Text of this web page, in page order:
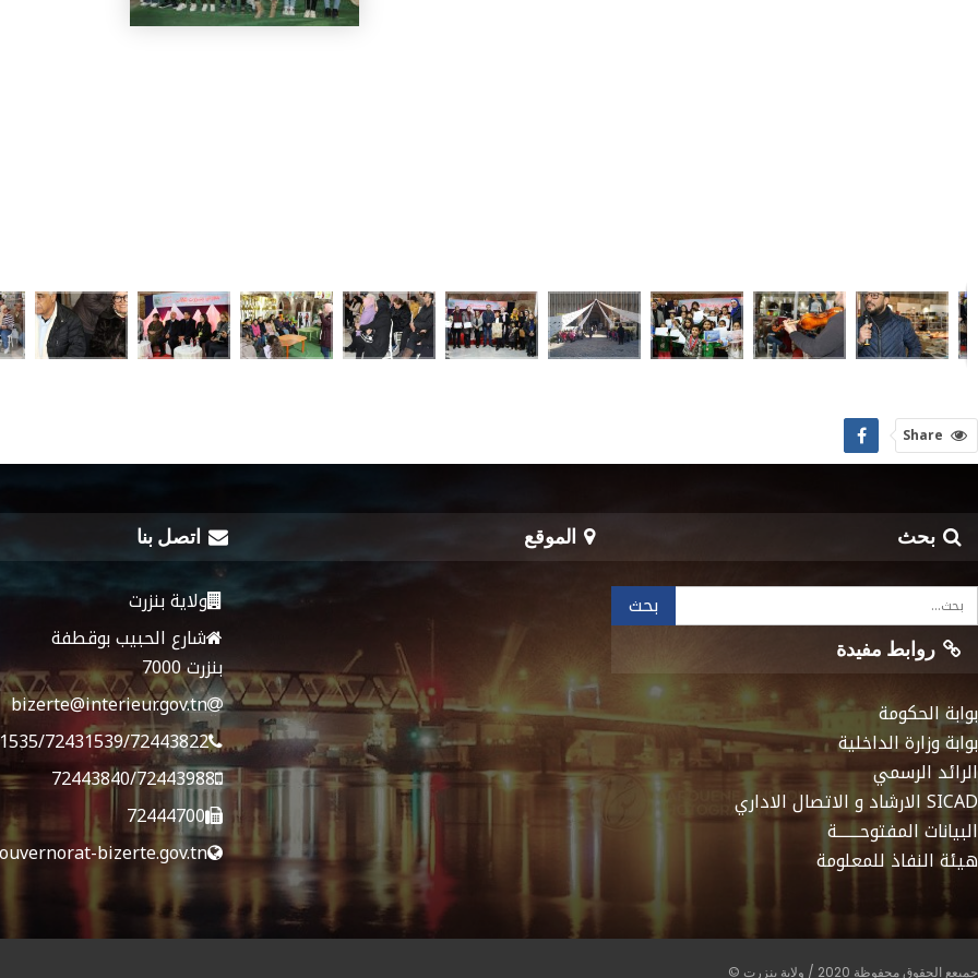
Share
بحث
روابط مفيدة
بوابة الحكومة
بوابة وزارة الداخلية
الرائد الرسمي
SICAD الارشاد و الاتصال الاداري
البيانات المفتوحـــــــة
هيئة النفاذ للمعلومة
الموقع اتصل بنا
ولاية بنزرت
شارع الحبيب بوقطفة
بنزرت 7000
bizerte@interieur.gov.tn
72431539/72443822
72443840/72443988
72444700
bizerte.gov.tn
جميعع الحقوق محفوظة 2020 / ولاية بنزرت ©